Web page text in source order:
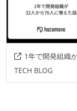
1年で開発組織
TECH BLOG